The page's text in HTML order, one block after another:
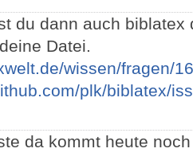
du dann auch
Datei.
wissen/fragen/
plk/biblatex/
da kommt heute